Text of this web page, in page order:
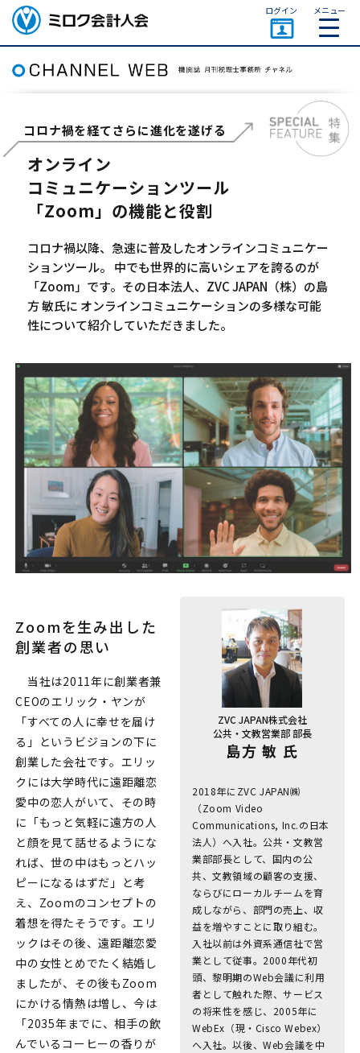
ミロク会計人会 MIROKU
ACCOUNTING PERSON
ASSOCIATION
ログイン メニュー
コロナ禍を経てさらに進化を遂げる
オンライン
コミュニケーションツール
「Zoom」の機能と役割
コロナ禍以降、急速に普及したオンラインコミュニケー
ションツール。 中でも世界的に高いシェアを誇るのが
「Zoom」です。その日本法人、ZVC JAPAN（株）の島
方 敏氏に オンラインコミュニケーションの多様な可能
性について紹介していただきました。
ZVC JAPAN株式会社
公共・文教営業部 部長
島方 敏 氏
2018年にZVC JAPAN㈱
（Zoom Video
Communications, Inc.の日本
法人）へ入社。公共・文教営
業部部長として、国内の公
共、文教領域の顧客の支援、
ならびにローカルチームを育
成しながら、部門の売上、収
益を増やすことに取り組む。
入社以前は外資系通信社で営
業として従事。2000年代初
頭、黎明期のWeb会議に利用
者として触れた際、サービス
の将来性を感じ、2005年に
WebEx（現・Cisco Webex）
へ入社。以後、Web会議を中
Zoomを生み出した
創業者の思い
当社は2011年に創業者兼
CEOのエリック・ヤンが
「すべての人に幸せを届け
る」というビジョンの下に
創業した会社です。エリッ
クには大学時代に遠距離恋
愛中の恋人がいて、その時
に「もっと気軽に遠方の人
と顔を見て話せるようにな
れば、世の中はもっとハッ
ピーになるはずだ」と考
え、Zoomのコンセプトの
着想を得たそうです。エリ
ックはその後、遠距離恋愛
中の女性とめでたく結婚し
ましたが、その後もZoom
にかける情熱は増し、今は
「2035年までに、相手の飲
んでいるコーヒーの香りが